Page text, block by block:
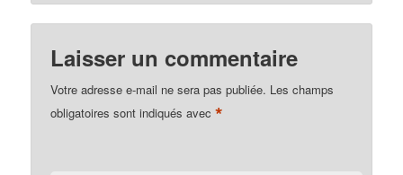
Laisser un commentaire
Votre adresse e-mail ne sera pas publiée. Les champs
obligatoires sont indiqués avec*